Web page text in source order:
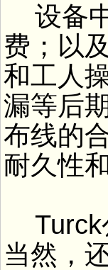
设备
费；以
和工人
漏等后
布线的
耐久性
当然，